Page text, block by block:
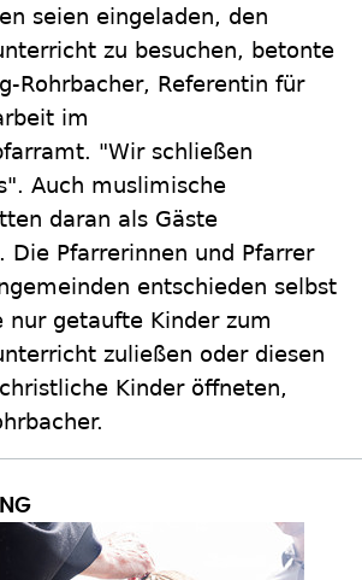
seien eingeladen, den
zu besuchen, betonte
Rohrbacher, Referentin für
im
"Wir schließen
Auch muslimische
daran als Gäste
Die Pfarrerinnen und Pfarrer
entschieden selbst
nur getaufte Kinder zum
zuließen oder diesen
Kinder öffneten,